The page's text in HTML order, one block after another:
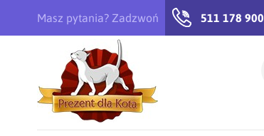
Masz pytania? Zadzwoń 511 178 900